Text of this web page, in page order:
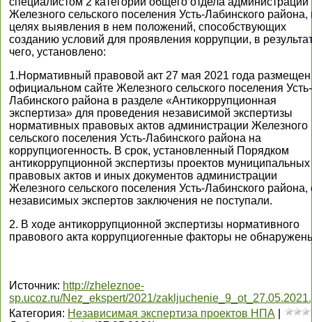
Железного сельского поселения Усть-Лабинского района,
целях выявления в нем положений, способствующих
созданию условий для проявления коррупции, в
чего, установлено:
1.Нормативный правовой акт 27 мая 2021 года
официальном сайте Железного сельского поселения Усть-
Лабинского района в разделе «Антикоррупционная
экспертиза» для проведения независимой экспертизы
нормативных правовых актов администрации Железного
сельского поселения Усть-Лабинского района на
коррупциогенность. В срок, установленный Порядком
антикоррупционной экспертизы проектов муниципальных
правовых актов и иных документов администрации
Железного сельского поселения Усть-Лабинского района,
независимых экспертов заключения не поступали.
2. В ходе антикоррупционной экспертизы нормативного
правового акта коррупциогенные факторы не
Источник: http://zheleznoe-
sp.ucoz.ru/Nez_ekspert/2021/
Категория: Независимая экспертиза проектов НПА